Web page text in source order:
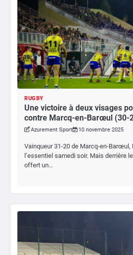
RUGBY
Une victoire à deux visages
contre Marcq-en-Barœul (30-
Azurement Sport 10 novembre 2025
Vainqueur 31-20 de Marcq-en-Barœul,
l’essentiel samedi soir. Mais derrière
offert un…